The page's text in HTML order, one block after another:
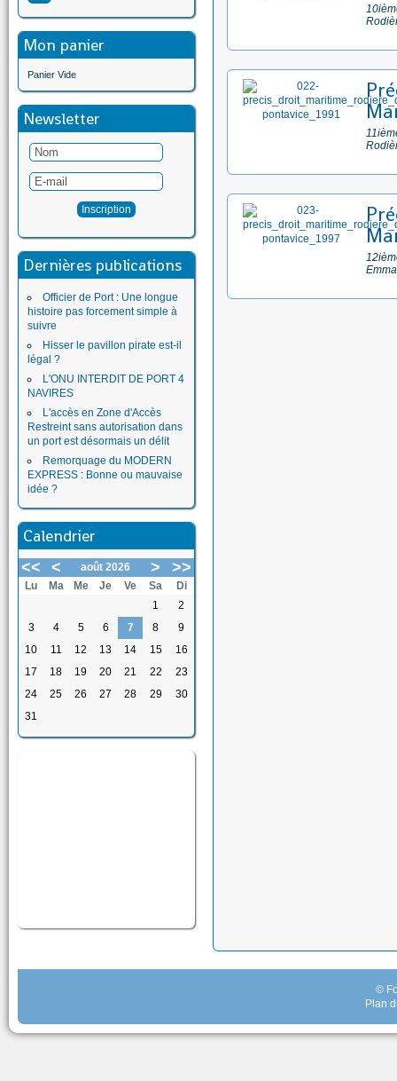
Mon panier
Panier Vide
Newsletter
Dernières publications
Officier de Port : Une longue
histoire pas forcement simple à
suivre
Hisser le pavillon pirate est-il
légal ?
L'ONU INTERDIT DE PORT 4
NAVIRES
L'accès en Zone d'Accès
Restreint sans autorisation dans
un port est désormais un délit
Remorquage du MODERN
EXPRESS : Bonne ou mauvaise
idée ?
Calendrier
<< < août 2026 > >>
Lu Ma Me Je Ve Sa
Di
1
2
3
4 5 6 7 8
9
10
11 12 13 14 15
16
17
18 19 20 21 22
23
24
25 26 27 28 29
30
31
©
Plan